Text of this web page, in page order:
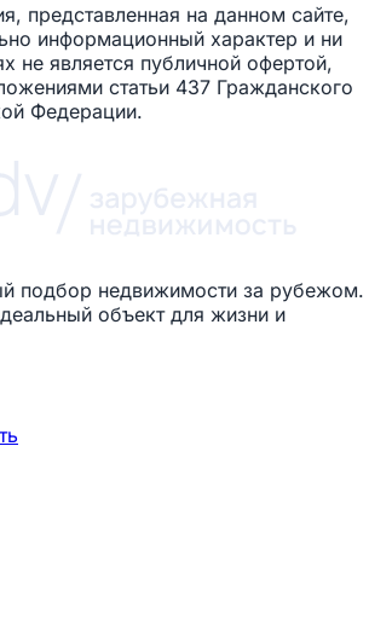
представленная на данном сайте,
информационный характер и ни
не является публичной офертой,
статьи 437 Гражданского
Федерации.
подбор недвижимости за рубежом.
объект для жизни и